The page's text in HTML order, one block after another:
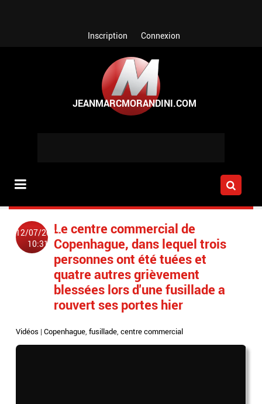
Inscription Connexion
12/07/2022
10:31
Le centre commercial de
Copenhague, dans lequel trois
personnes ont été tuées et
quatre autres grièvement
blessées lors d'une fusillade a
rouvert ses portes hier
Vidéos |Copenhague,fusillade,centre commercial